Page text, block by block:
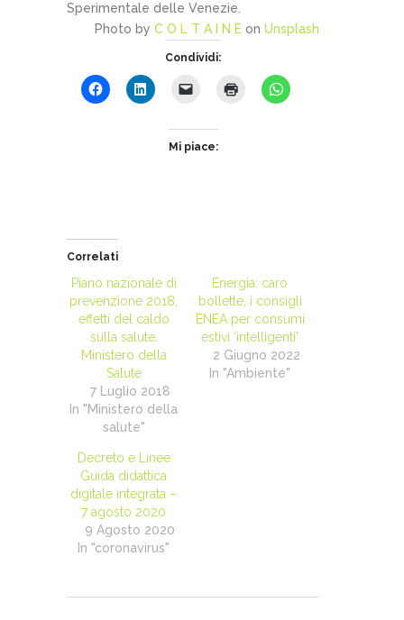
Sperimentale delle Venezie.
Photo by C O L T A I N E on Unsplash
Condividi:
Mi piace:
Correlati
Piano nazionale di
prevenzione 2018,
effetti del caldo
sulla salute.
Ministero della
Salute
7 Luglio 2018
In "Ministero della
salute"
Energia: caro
bollette, i consigli
ENEA per consumi
estivi ‘intelligenti’
2 Giugno 2022
In "Ambiente"
Decreto e Linee
Guida didattica
digitale integrata –
7 agosto 2020
9 Agosto 2020
In "coronavirus"